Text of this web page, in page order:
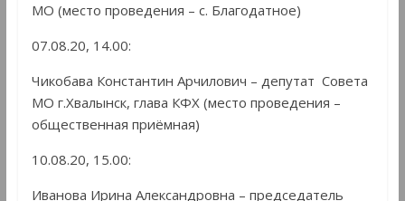
МО (место проведения – с. Благодатное)
07.08.20, 14.00:
Чикобава Константин Арчилович – депутат Совета
МО г.Хвалынск, глава КФХ (место проведения –
общественная приёмная)
10.08.20, 15.00:
Иванова Ирина Александровна – председатель